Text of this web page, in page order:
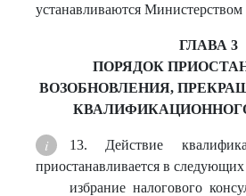
устанавливаются
ГЛАВА 3
ПОРЯДОК
ВОЗОБНОВЛЕНИЯ,
13. Действие
приостанавливается в следующих
избрание налогового